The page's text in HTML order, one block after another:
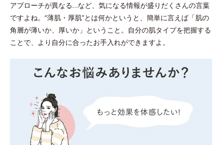
アプローチが異なる…など、気になる情報が盛りだくさんの言葉
ですよね。“薄肌・厚肌”とは何かというと、簡単に言えば「肌の
角層が薄いか、厚いか」ということ。自分の肌タイプを把握する
ことで、より自分に合ったお手入れができますよ。